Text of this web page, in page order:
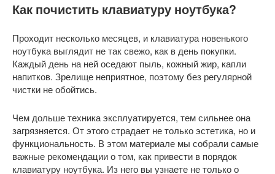
Как почистить клавиатуру ноутбука?
Проходит несколько месяцев, и клавиатура новенького
ноутбука выглядит не так свежо, как в день покупки.
Каждый день на ней оседают пыль, кожный жир, капли
напитков. Зрелище неприятное, поэтому без регулярной
чистки не обойтись.
Чем дольше техника эксплуатируется, тем сильнее она
загрязняется. От этого страдает не только эстетика, но и
функциональность. В этом материале мы собрали самые
важные рекомендации о том, как привести в порядок
клавиатуру ноутбука. Из него вы узнаете не только о